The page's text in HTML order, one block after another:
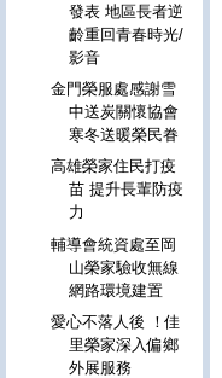
發表 地區長者逆
齡重回青春時光/
影音
金門榮服處感謝雪
中送炭關懷協會
寒冬送暖榮民眷
高雄榮家住民打疫
苗 提升長輩防疫
力
輔導會統資處至岡
山榮家驗收無線
網路環境建置
愛心不落人後 ！佳
里榮家深入偏鄉
外展服務